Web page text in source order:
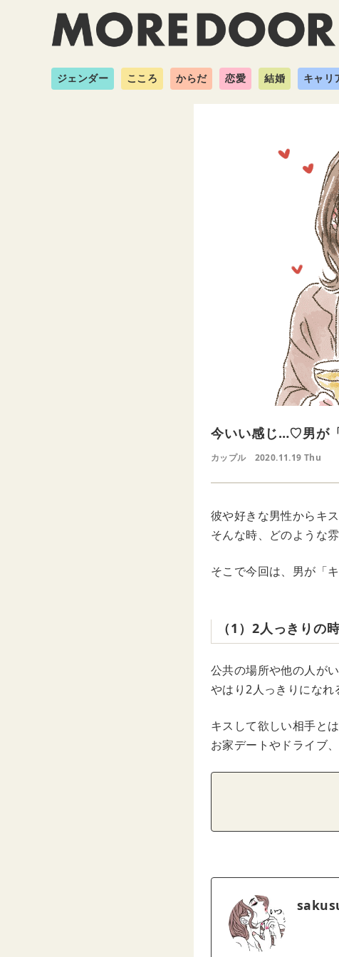
ジェンダー こころ からだ 恋愛 結婚 キャリ
今いい感じ…♡男が
カップル 2020.11.19 Thu
彼や好きな男性からキ
そんな時、どのような
そこで今回は、男が「
（1）2人っきりの
公共の場所や他の人が
やはり2人っきりになれ
キスして欲しい相手と
お家デートやドライブ